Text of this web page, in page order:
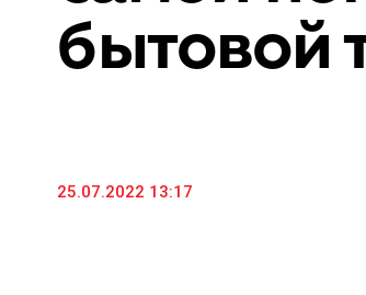
household appliances and
excellent customer experience,
products from the leading
бытовой
25.07.2022 13:17